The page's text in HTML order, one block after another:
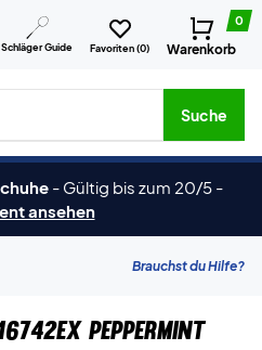
Schläger Guide Favoriten (0)
0
Warenkorb
Marken usw.
Suche
- Gültig bis zum 20/5 -
ansehen
Brauchst du Hilfe?
Peppermint